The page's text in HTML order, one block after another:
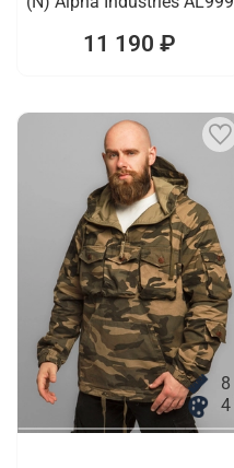
11 190 ₽
8
4